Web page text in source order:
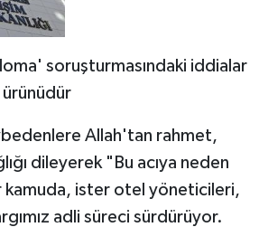
soruşturmasındaki iddialar
Allah'tan rahmet,
dileyerek "Bu acıya neden
kamuda, ister otel yöneticileri,
adli süreci sürdürüyor.